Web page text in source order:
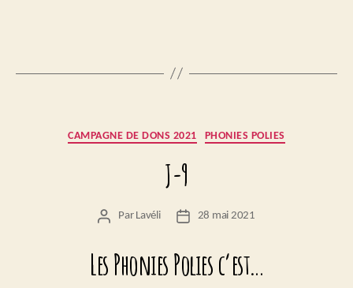
Catégories
CAMPAGNE DE DONS 2021 PHONIES POLIES
J-9
Auteur
l’article
Par Lavéli
Date28 mai 2021
Les Phonies Polies c’est…